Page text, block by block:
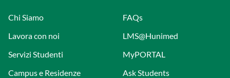
Chi Siamo
Lavora con noi
Servizi Studenti
Campus e Residenze
FAQs
LMS@Hunimed
MyPORTAL
Ask Students